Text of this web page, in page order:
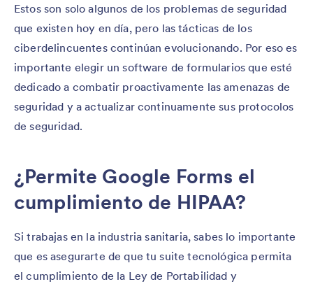
Estos son solo algunos de los problemas de seguridad
que existen hoy en día, pero las tácticas de los
ciberdelincuentes continúan evolucionando. Por eso es
importante elegir un software de formularios que esté
dedicado a combatir proactivamente las amenazas de
seguridad y a actualizar continuamente sus protocolos
de seguridad.
¿Permite Google Forms el
cumplimiento de HIPAA?
Si trabajas en la industria sanitaria, sabes lo importante
que es asegurarte de que tu suite tecnológica permita
el cumplimiento de la Ley de Portabilidad y